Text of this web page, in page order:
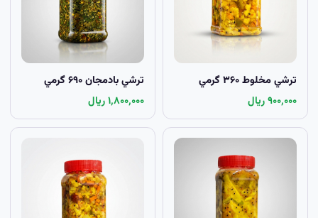
ترشي مخلوط ۳۶۰ گرمي
۹۰۰٬۰۰۰ ریال
ترشي بادمجان ۶۹۰ گرمي
۱٬۸۰۰٬۰۰۰ ریال